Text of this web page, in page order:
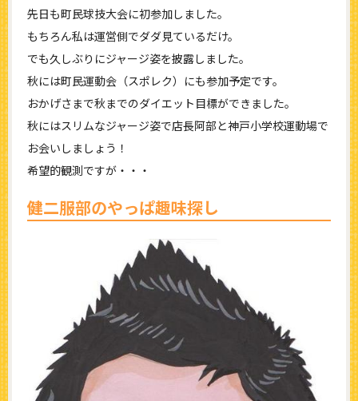
先日も町民球技大会に初参加しました。
もちろん私は運営側でダダ見ているだけ。
でも久しぶりにジャージ姿を披露しました。
秋には町民運動会（スポレク）にも参加予定です。
おかげさまで秋までのダイエット目標ができました。
秋にはスリムなジャージ姿で店長阿部と神戸小学校運動場で
お会いしましょう！
希望的観測ですが・・・
健二服部のやっぱ趣味探し